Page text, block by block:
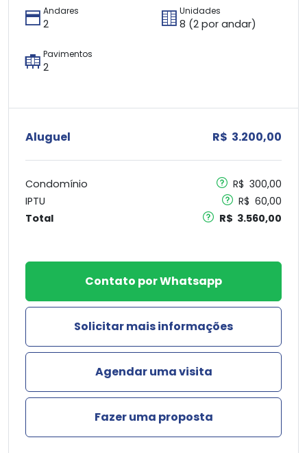
Andares
2
Unidades
8 (2 por andar)
Pavimentos
2
Aluguel R$ 3.200,00
Condomínio
R$ 300,00
IPTU
R$ 60,00
Total
R$ 3.560,00
Contato por Whatsapp
Solicitar mais informações
Agendar uma visita
Fazer uma proposta